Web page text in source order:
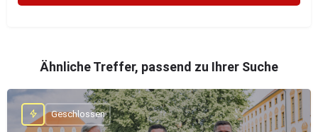
Ähnliche Treffer, passend zu Ihrer Suche
Geschlossen